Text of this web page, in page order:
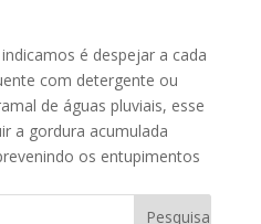
é despejar a cada
com detergente ou
de águas pluviais, esse
a gordura acumulada
os entupimentos